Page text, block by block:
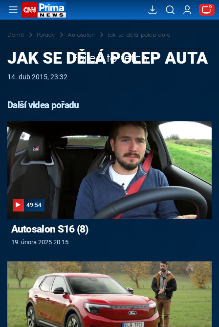
Domů Pořady Autosalon Jak se dělá polep auta
Failed to fetch
JAK SE DĚLÁ POLEP AUTA
14. dub 2015, 23:32
Další videa pořadu
49:54
Autosalon S16 (8)
19. února 2025 20:15